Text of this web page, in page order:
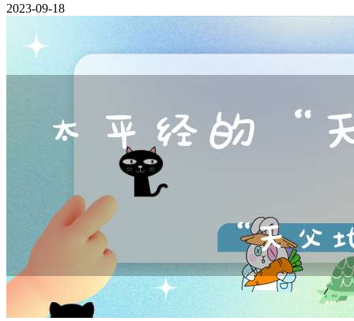
2023-09-18